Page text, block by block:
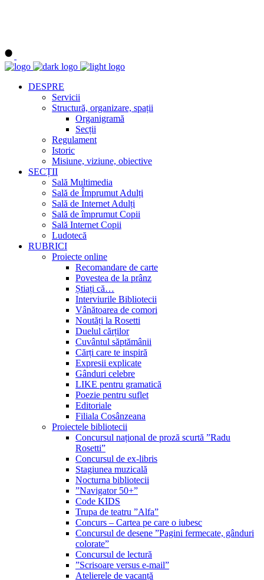
DESPRE
Servicii
Structură, organizare, spații
Organigramă
Secții
Regulament
Istoric
Misiune, viziune, obiective
SECȚII
Sală Multimedia
Sală de Împrumut Adulți
Sală de Internet Adulți
Sală de împrumut Copii
Sală Internet Copii
Ludotecă
RUBRICI
Proiecte online
Recomandare de carte
Povestea de la prânz
Știați că…
Interviurile Bibliotecii
Vânătoarea de comori
Noutăți la Rosetti
Duelul cărților
Cuvântul săptămânii
Cărți care te inspiră
Expresii explicate
Gânduri celebre
LIKE pentru gramatică
Poezie pentru suflet
Editoriale
Filiala Cosânzeana
Proiectele bibliotecii
Concursul național de proză scurtă ”Radu
Rosetti”
Concursul de ex-libris
Stagiunea muzicală
Nocturna bibliotecii
”Navigator 50+”
Code KIDS
Trupa de teatru ”Alfa”
Concurs – Cartea pe care o iubesc
Concursul de desene ”Pagini fermecate, gânduri
colorate”
Concursul de lectură
”Scrisoare versus e-mail”
Atelierele de vacanță